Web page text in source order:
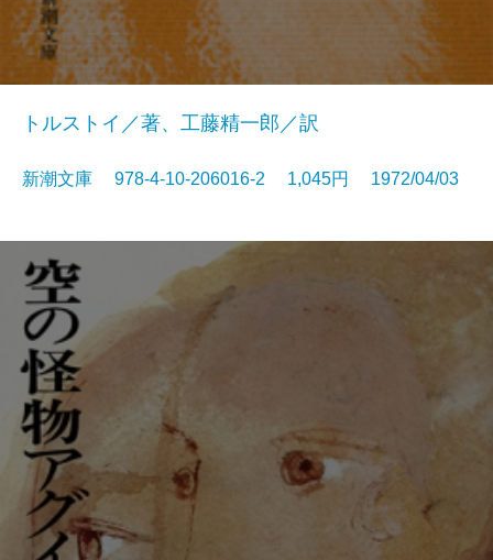
トルストイ／著、工藤精一郎／訳
新潮文庫 978-4-10-206016-2 1,045円 1972/04/03